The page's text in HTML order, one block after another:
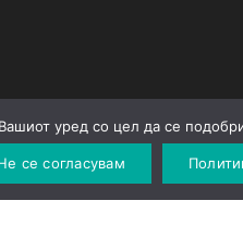
уред со цел да се
се согласувам